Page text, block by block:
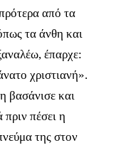
από τα
τα άνθη και
έπαρχε:
χριστιανή».
βασάνισε και
πέσει η
της στον